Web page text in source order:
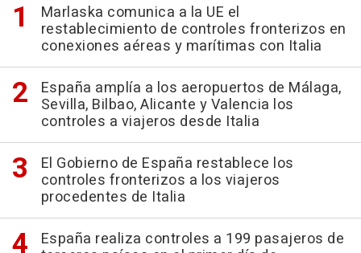
Marlaska comunica a la UE el
restablecimiento de controles fronterizos en
conexiones aéreas y marítimas con Italia
España amplía a los aeropuertos de Málaga,
Sevilla, Bilbao, Alicante y Valencia los
controles a viajeros desde Italia
El Gobierno de España restablece los
controles fronterizos a los viajeros
procedentes de Italia
España realiza controles a 199 pasajeros de